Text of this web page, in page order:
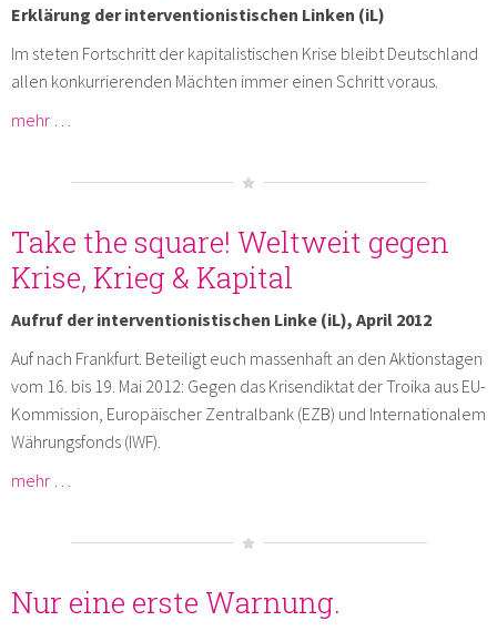
Erklärung der interventionistischen Linken (iL)
Im steten Fortschritt der kapitalistischen Krise bleibt Deutschland
allen konkurrierenden Mächten immer einen Schritt voraus.
mehr …
Take the square! Weltweit gegen
Krise, Krieg & Kapital
Aufruf der interventionistischen Linke (iL), April 2012
Auf nach Frankfurt. Beteiligt euch massenhaft an den Aktionstagen
vom 16. bis 19. Mai 2012: Gegen das Krisendiktat der Troika aus EU-
Kommission, Europäischer Zentralbank (EZB) und Internationalem
Währungsfonds (IWF).
mehr …
Nur eine erste Warnung.